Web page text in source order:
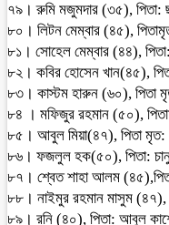
৭৯। রুমি মজুমদার (৩৫), পিতা:
৮০। লিটন মেম্বার (৪৫),
৮১। সোহেল মেম্বার (৪৪),
৮২। কবির হোসেন খান(৪৫),
৮৩। কাস্টম হারুন (৬০), পিতা
৮৪ । মফিজুর রহমান (৫০),
৮৫। আবুল মিয়া(৪৭), পিতা মৃত:
৮৬। ফজলুল হক(৫০), পিতা: চানু
৮৭। শ্বেত শাহা আলম
৮৮। নাইমুর রহমান মাসুম (৪৭),
৮৯। রনি (৪০), পিতা: আবুল